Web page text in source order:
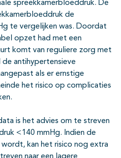
spreekkamerbloeddruk. De
de
te vergelijken was. Doordat
opzet had met een
komt van reguliere zorg met
antihypertensieve
als er ernstige
het risico op complicaties
is het advies om te streven
<140 mmHg. Indien de
kan het risico nog extra